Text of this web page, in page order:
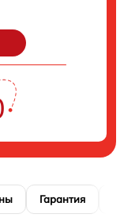
Гарантия